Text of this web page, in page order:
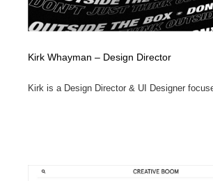
Kirk Whayman – Design Director
Kirk is a Design Director & UI Designer